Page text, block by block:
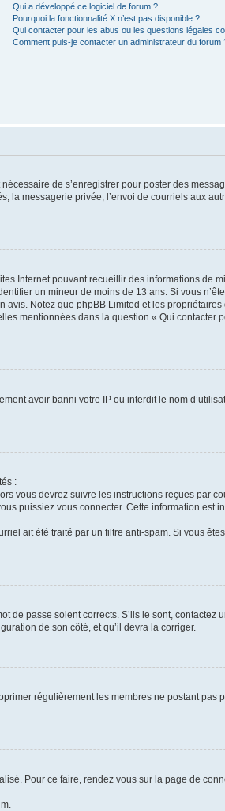
Qui a développé ce logiciel de forum ?
Pourquoi la fonctionnalité X n’est pas disponible ?
Qui contacter pour les abus ou les questions légales
Comment puis-je contacter un administrateur du forum
de s’enregistrer pour poster des
messagerie privée, l’envoi de courriels aux
Internet pouvant recueillir des informations de
un mineur de moins de 13 ans. Si vous
Notez que phpBB Limited et les
mentionnées dans la question « Qui contacter
avoir banni votre IP ou interdit le nom
:
vous devrez suivre les instructions reçues par
puissiez vous connecter. Cette information est
ait été traité par un filtre anti-spam. Si vous
de passe soient corrects. S’ils le sont,
de son côté, et qu’il devra la corriger.
régulièrement les membres ne postant
Pour ce faire, rendez vous sur la page de